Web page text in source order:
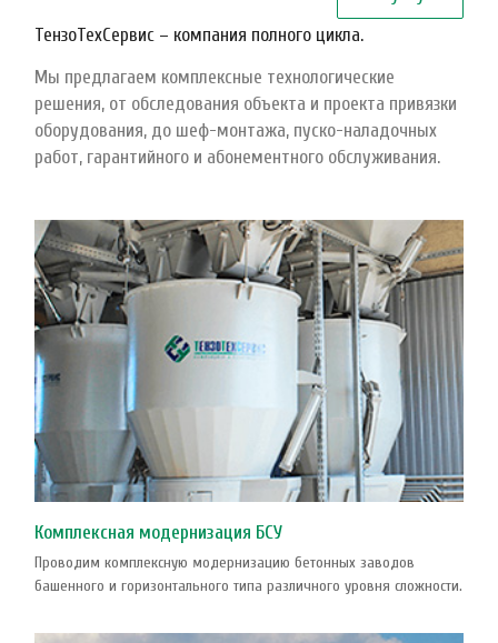
ТензоТехСервис – компания полного цикла.
Мы предлагаем комплексные технологические
решения, от обследования объекта и проекта привязки
оборудования, до шеф-монтажа, пуско-наладочных
работ, гарантийного и абонементного обслуживания.
Комплексная модернизация БСУ
Проводим комплексную модернизацию бетонных заводов
башенного и горизонтального типа различного уровня сложности.